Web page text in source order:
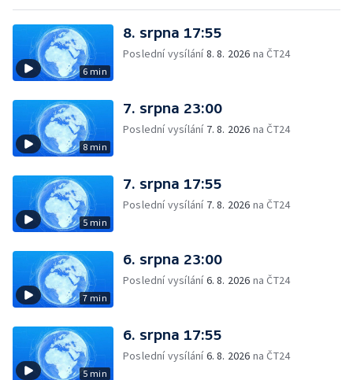
6 min
8. srpna 17:55
Poslední vysílání8. 8. 2026 na ČT24
8 min
7. srpna 23:00
Poslední vysílání 7. 8. 2026 na ČT24
5 min
7. srpna 17:55
Poslední vysílání 7. 8. 2026 na ČT24
7 min
6. srpna 23:00
Poslední vysílání6. 8. 2026 na ČT24
5 min
6. srpna 17:55
Poslední vysílání6. 8. 2026 na ČT24